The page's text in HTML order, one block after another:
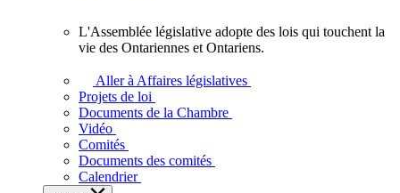
l'Ontario.
L'Assemblée
adopte
touchent
des
L'Assemblée législative adopte des lois qui touchent la
vie des Ontariennes et Ontariens.
Aller à Affaires législatives
Projets de loi
Documents de la Chambre
Vidéo
Comités
Documents des comités
Calendrier